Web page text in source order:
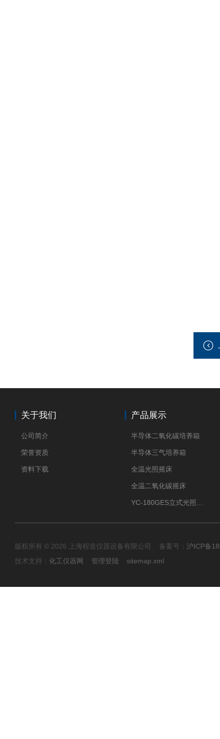
关于我们
公司简介
荣誉资质
资料下载
产品展示
半导体二氧化碳培养箱
半导体三气培养箱
全温光照摇床
全温二氧化碳摇床
版权所有 © 2026 上海程造仪器设备有限公司 备案号： 沪ICP备
技术支持： 化工仪器网 管理登陆 sitemap.xml